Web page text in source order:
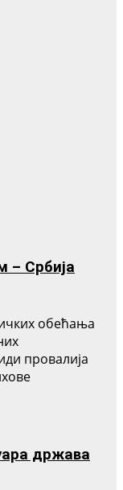
– Србија
обећања
провалија
држава